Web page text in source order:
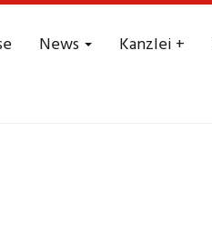
News Kanzlei +